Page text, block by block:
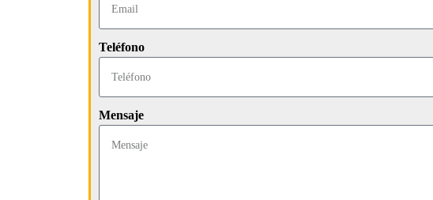
Teléfono
Mensaje